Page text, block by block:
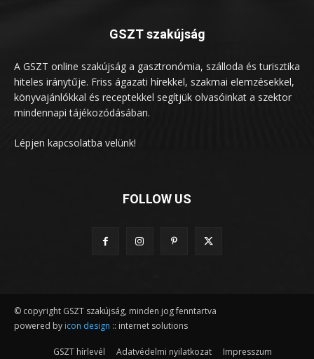
GSZT szakújság
A GSZT online szakújság a gasztronómia, szálloda és turisztika
hiteles iránytűje. Friss ágazati hírekkel, szakmai elemzésekkel,
könyvajánlókkal és receptekkel segítjük olvasóinkat a szektor
mindennapi tájékozódásában.
Lépjen kapcsolatba velünk!
FOLLOW US
© copyright GSZT szakújság, minden jog fenntartva
powered by icon design :: internet solutions
GSZT hírlevél Adatvédelmi nyilatkozat Impresszum